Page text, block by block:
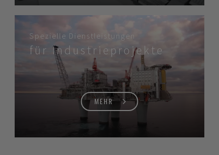
Spezielle Dienstleistungen
für Industrieprojekte
MEHR